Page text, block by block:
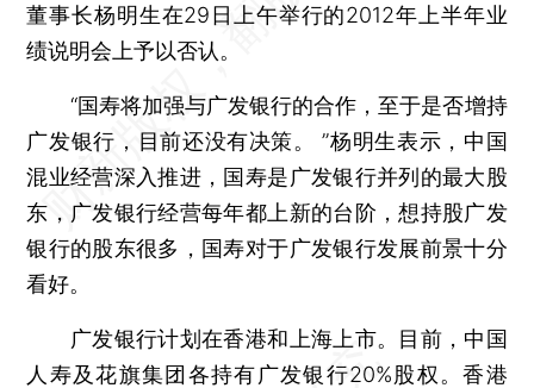
董事长杨明生在29日上午举行的2012年上半年业
绩说明会上予以否认。
“国寿将加强与广发银行的合作，至于是否增持
广发银行，目前还没有决策。 ”杨明生表示，中国
混业经营深入推进，国寿是广发银行并列的最大股
东，广发银行经营每年都上新的台阶，想持股广发
银行的股东很多，国寿对于广发银行发展前景十分
看好。
广发银行计划在香港和上海上市。目前，中国
人寿及花旗集团各持有广发银行20%股权。香港